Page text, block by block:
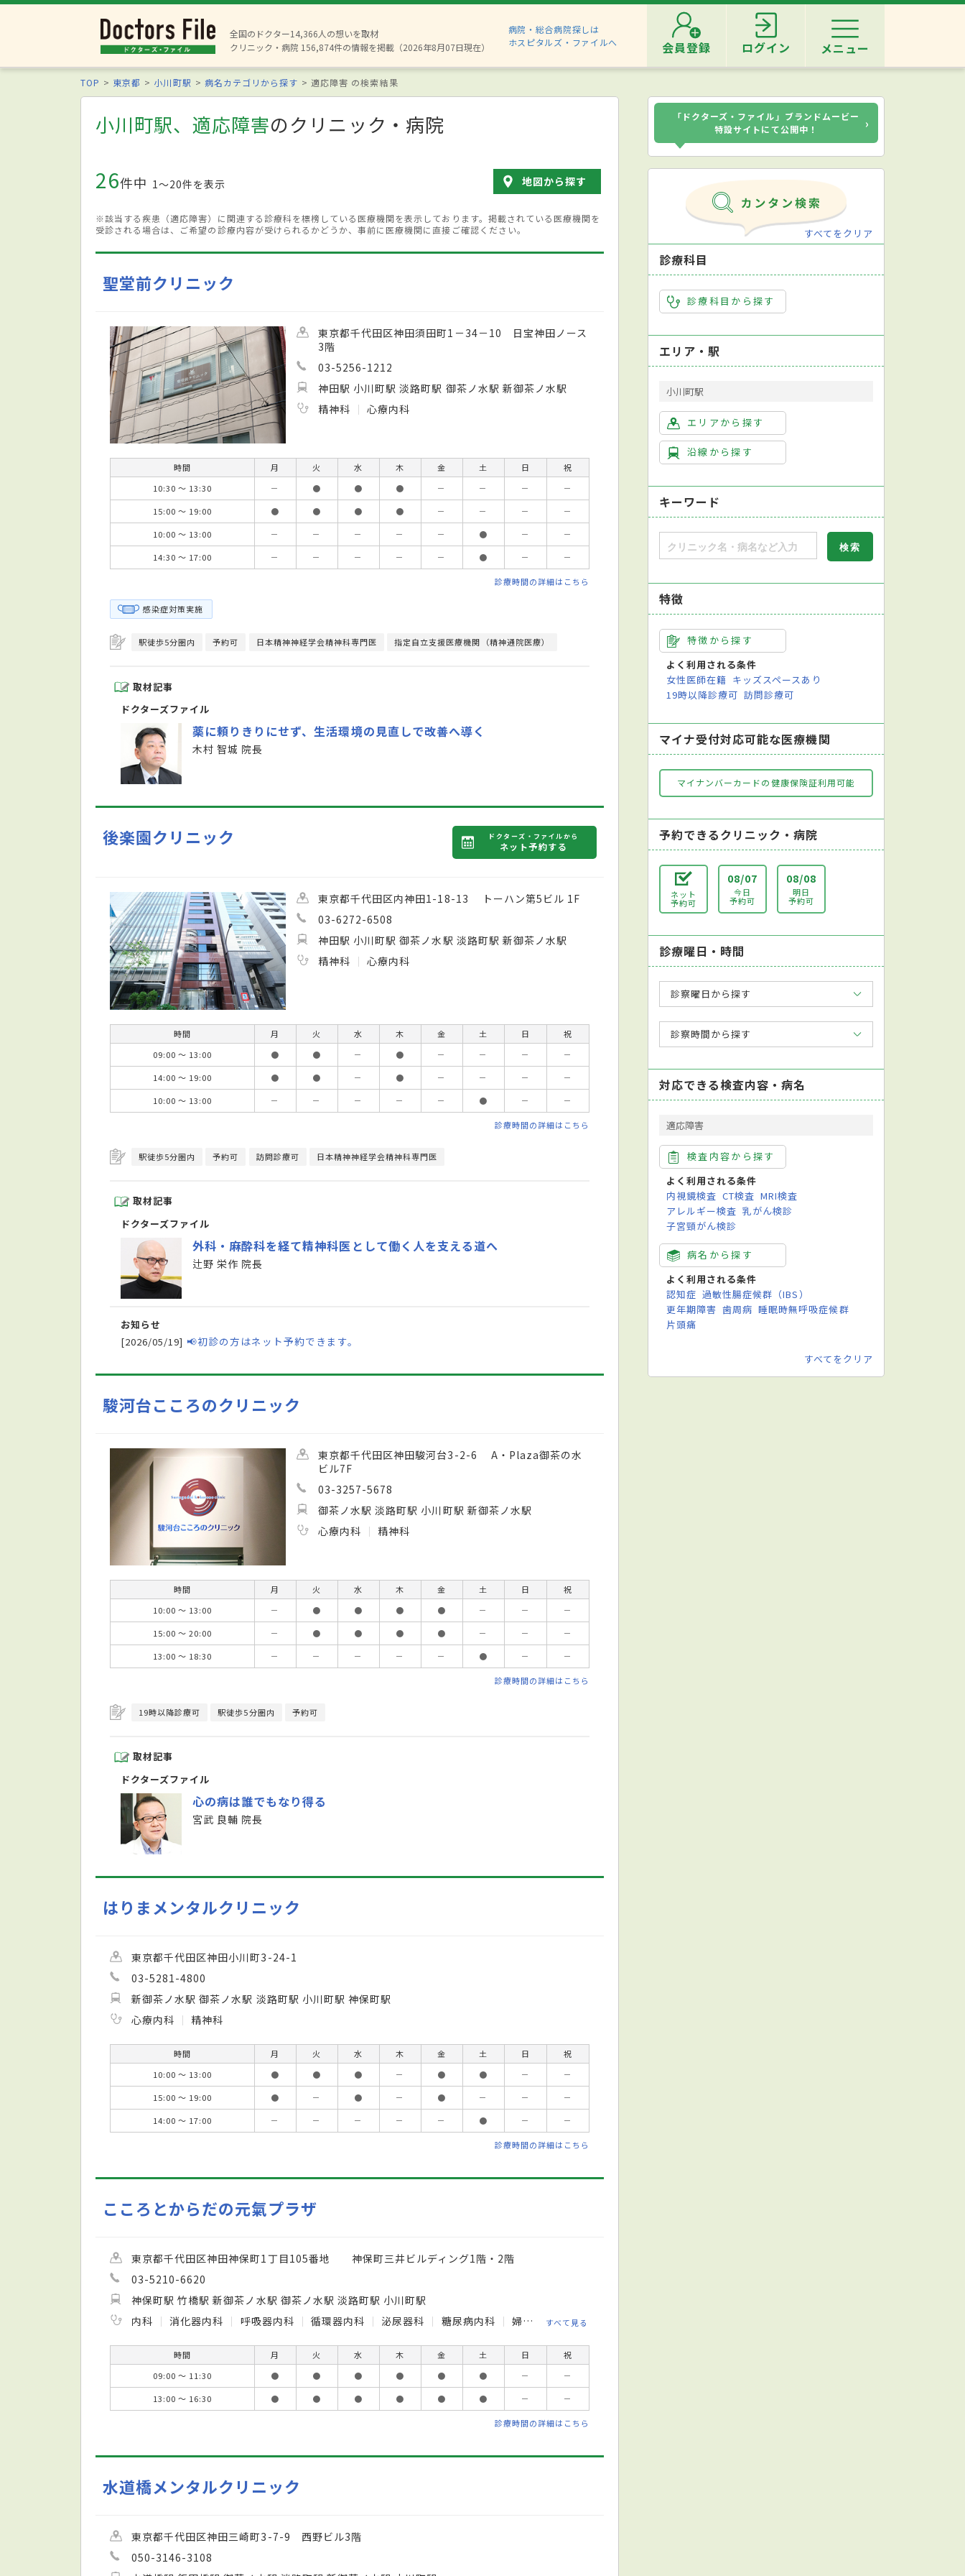
全国のドクター14,366人の想いを取材
クリニック・病院 156,874件の情報を掲載（2026年8月07日現在）
病院・総合病院探しは
ホスピタルズ・ファイルへ
会員登録 ログイン メニュー
TOP 東京都 小川町駅 病名カテゴリから探す 適応障害 の検索結果
小川町駅、適応障害のクリニック・病院
26件中 1〜20件を表示 地図から探す
※該当する疾患（適応障害）に関連する診療科を標榜している医療機関を表示しております。掲載されている医療機関を
受診される場合は、ご希望の診療内容が受けられるかどうか、事前に医療機関に直接ご確認ください。
聖堂前クリニック
東京都千代田区神田須田町1－34－10 日宝神田ノース
3階
03-5256-1212
神田駅 小川町駅 淡路町駅 御茶ノ水駅 新御茶ノ水駅
精神科
心療内科
時間 月 火 水 木 金 土 日
祝
10:30 ～ 13:30
－ ● ● ● － － －
－
15:00 ～ 19:00
● ● ● ● － － －
－
10:00 ～ 13:00
－ － － － － ● －
－
14:30 ～ 17:00
－ － － － － ● － －
診療時間の詳細はこちら
感染症対策実施
駅徒歩5分圏内 予約可 日本精神神経学会精神科専門医 指定自立支援医療機関（精神通院医療）
取材記事
ドクターズファイル
薬に頼りきりにせず、生活環境の見直しで改善へ導く
木村 智城 院長
後楽園クリニック ドクターズ・ファイルから
ネット予約する
東京都千代田区内神田1-18-13 トーハン第5ビル 1F
03-6272-6508
神田駅 小川町駅 御茶ノ水駅 淡路町駅 新御茶ノ水駅
精神科
心療内科
時間 月 火 水 木 金 土 日
祝
09:00 ～ 13:00
● ● － ● － － －
－
14:00 ～ 19:00
● ● － ● － － －
－
10:00 ～ 13:00
－ － － － － ● － －
診療時間の詳細はこちら
駅徒歩5分圏内 予約可 訪問診療可 日本精神神経学会精神科専門医
取材記事
ドクターズファイル
外科・麻酔科を経て精神科医として働く人を支える道へ
辻野 栄作 院長
お知らせ
[2026/05/19] 📢初診の方はネット予約できます。
駿河台こころのクリニック
東京都千代田区神田駿河台3-2-6 A・Plaza御茶の水
ビル7F
03-3257-5678
御茶ノ水駅 淡路町駅 小川町駅 新御茶ノ水駅
心療内科
精神科
時間 月 火 水 木 金 土 日
祝
10:00 ～ 13:00
－ ● ● ● ● － －
－
15:00 ～ 20:00
－ ● ● ● ● － －
－
13:00 ～ 18:30
－ － － － － ● － －
診療時間の詳細はこちら
19時以降診療可 駅徒歩5分圏内 予約可
取材記事
ドクターズファイル
心の病は誰でもなり得る
宮武 良輔 院長
はりまメンタルクリニック
東京都千代田区神田小川町3-24-1
03-5281-4800
新御茶ノ水駅 御茶ノ水駅 淡路町駅 小川町駅 神保町駅
心療内科
精神科
時間 月 火 水 木 金 土 日
祝
10:00 ～ 13:00
● ● ● － ● ● －
－
15:00 ～ 19:00
● － ● － ● － －
－
14:00 ～ 17:00
－ － － － － ● － －
診療時間の詳細はこちら
こころとからだの元氣プラザ
東京都千代田区神田神保町1丁目105番地 神保町三井ビルディング1階・2階
03-5210-6620
神保町駅 竹橋駅 新御茶ノ水駅 御茶ノ水駅 淡路町駅 小川町駅
内科
消化器内科 呼吸器内科 循環器内科 泌尿器科 糖尿病内科 婦人科 精神科
すべて見る
時間 月 火 水 木 金 土 日
祝
09:00 ～ 11:30
● ● ● ● ● ● －
－
13:00 ～ 16:30
● ● ● ● ● ● － －
診療時間の詳細はこちら
水道橋メンタルクリニック
東京都千代田区神田三崎町3-7-9 西野ビル3階
050-3146-3108
「ドクターズ・ファイル」ブランドムービー
特設サイトにて公開中！
›
すべてをクリア
診療科目
診療科目から探す
エリア・駅
小川町駅
エリアから探す
沿線から探す
キーワード
特徴
特徴から探す
よく利用される条件
女性医師在籍 キッズスペースあり
19時以降診療可 訪問診療可
マイナ受付対応可能な医療機関
マイナンバーカードの健康保険証利用可能
予約できるクリニック・病院
ネット
予約可
08/07
今日
予約可
08/08
明日
予約可
診療曜日・時間
診察曜日から探す
診察時間から探す
対応できる検査内容・病名
適応障害
検査内容から探す
よく利用される条件
内視鏡検査 CT検査 MRI検査
アレルギー検査 乳がん検診
子宮頸がん検診
病名から探す
よく利用される条件
認知症 過敏性腸症候群（IBS）
更年期障害 歯周病 睡眠時無呼吸症候群
片頭痛
すべてをクリア